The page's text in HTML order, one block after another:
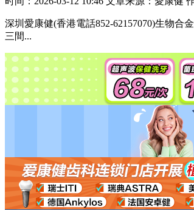
深圳愛康健(香港電話852-62157070)生物合
三間...